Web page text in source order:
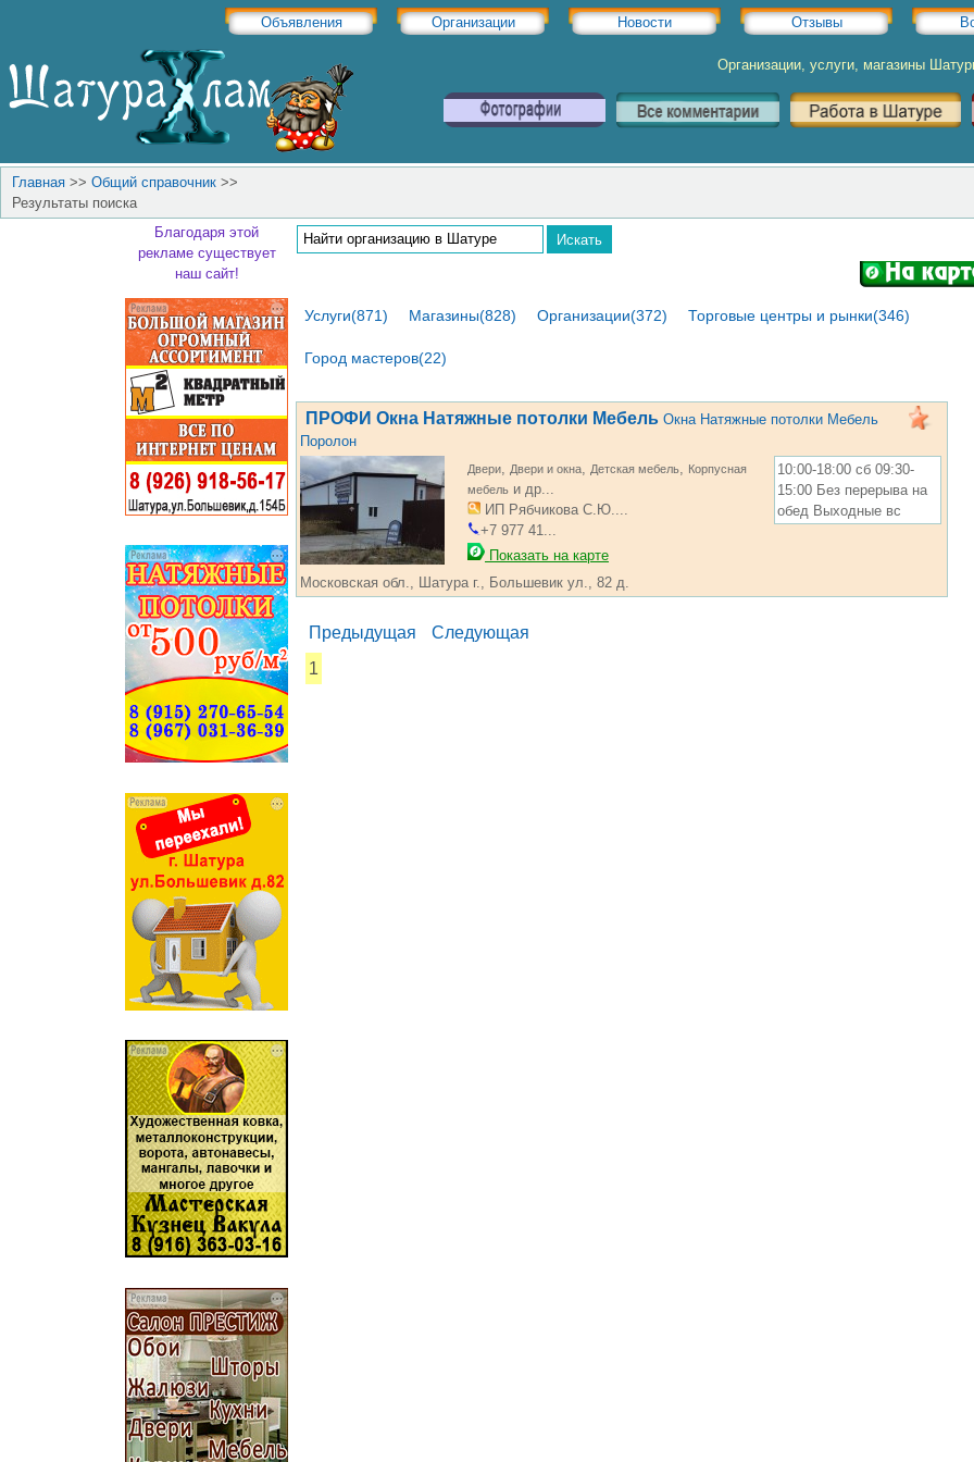
Объявления Организации Новости Отзывы
Организации, услуги, магазины
Главная >> Общий справочник >>
Результаты поиска
Благодаря этой
рекламе существует
наш сайт!
Услуги(871) Магазины(828) Организации(372) Торговые центры и рынки(346)
Город мастеров(22)
ПРОФИ Окна Натяжные потолки Мебель Окна Натяжные потолки Мебель
Поролон
Двери, Двери и окна, Детская мебель, Корпусная
мебель и др...
ИП Рябчикова С.Ю....
+7 977 41...
Показать на карте
10:00-18:00 сб 09:30-
15:00 Без перерыва на
обед Выходные вс
Московская обл., Шатура г., Большевик ул., 82 д.
Предыдущая
Следующая
1